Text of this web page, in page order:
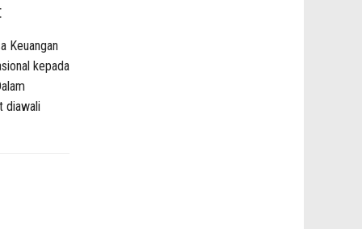
Keuangan
kepada
diawali